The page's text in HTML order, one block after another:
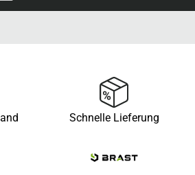
Schnelle Lieferung